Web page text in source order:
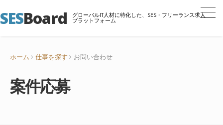
SESBoard グローバルIT人材に特化した、SES・フリーランス求人
プラットフォーム
ホーム 仕事を探す お問い合わせ
案件応募